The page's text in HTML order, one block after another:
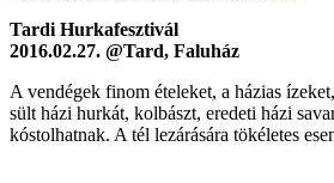
Tardi Hurkafesztivál
2016.02.27. @Tard, Faluház
A vendégek finom ételeket, a házias
sült házi hurkát, kolbászt, eredeti házi
kóstolhatnak. A tél lezárására tökéletes